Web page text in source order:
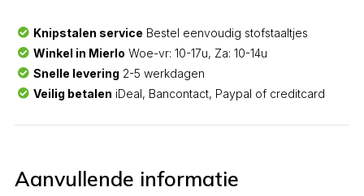
Knipstalen service Bestel eenvoudig stofstaaltjes
Winkel in Mierlo Woe-vr: 10-17u, Za: 10-14u
Snelle levering 2-5 werkdagen
Veilig betalen iDeal, Bancontact, Paypal of creditcard
Aanvullende informatie